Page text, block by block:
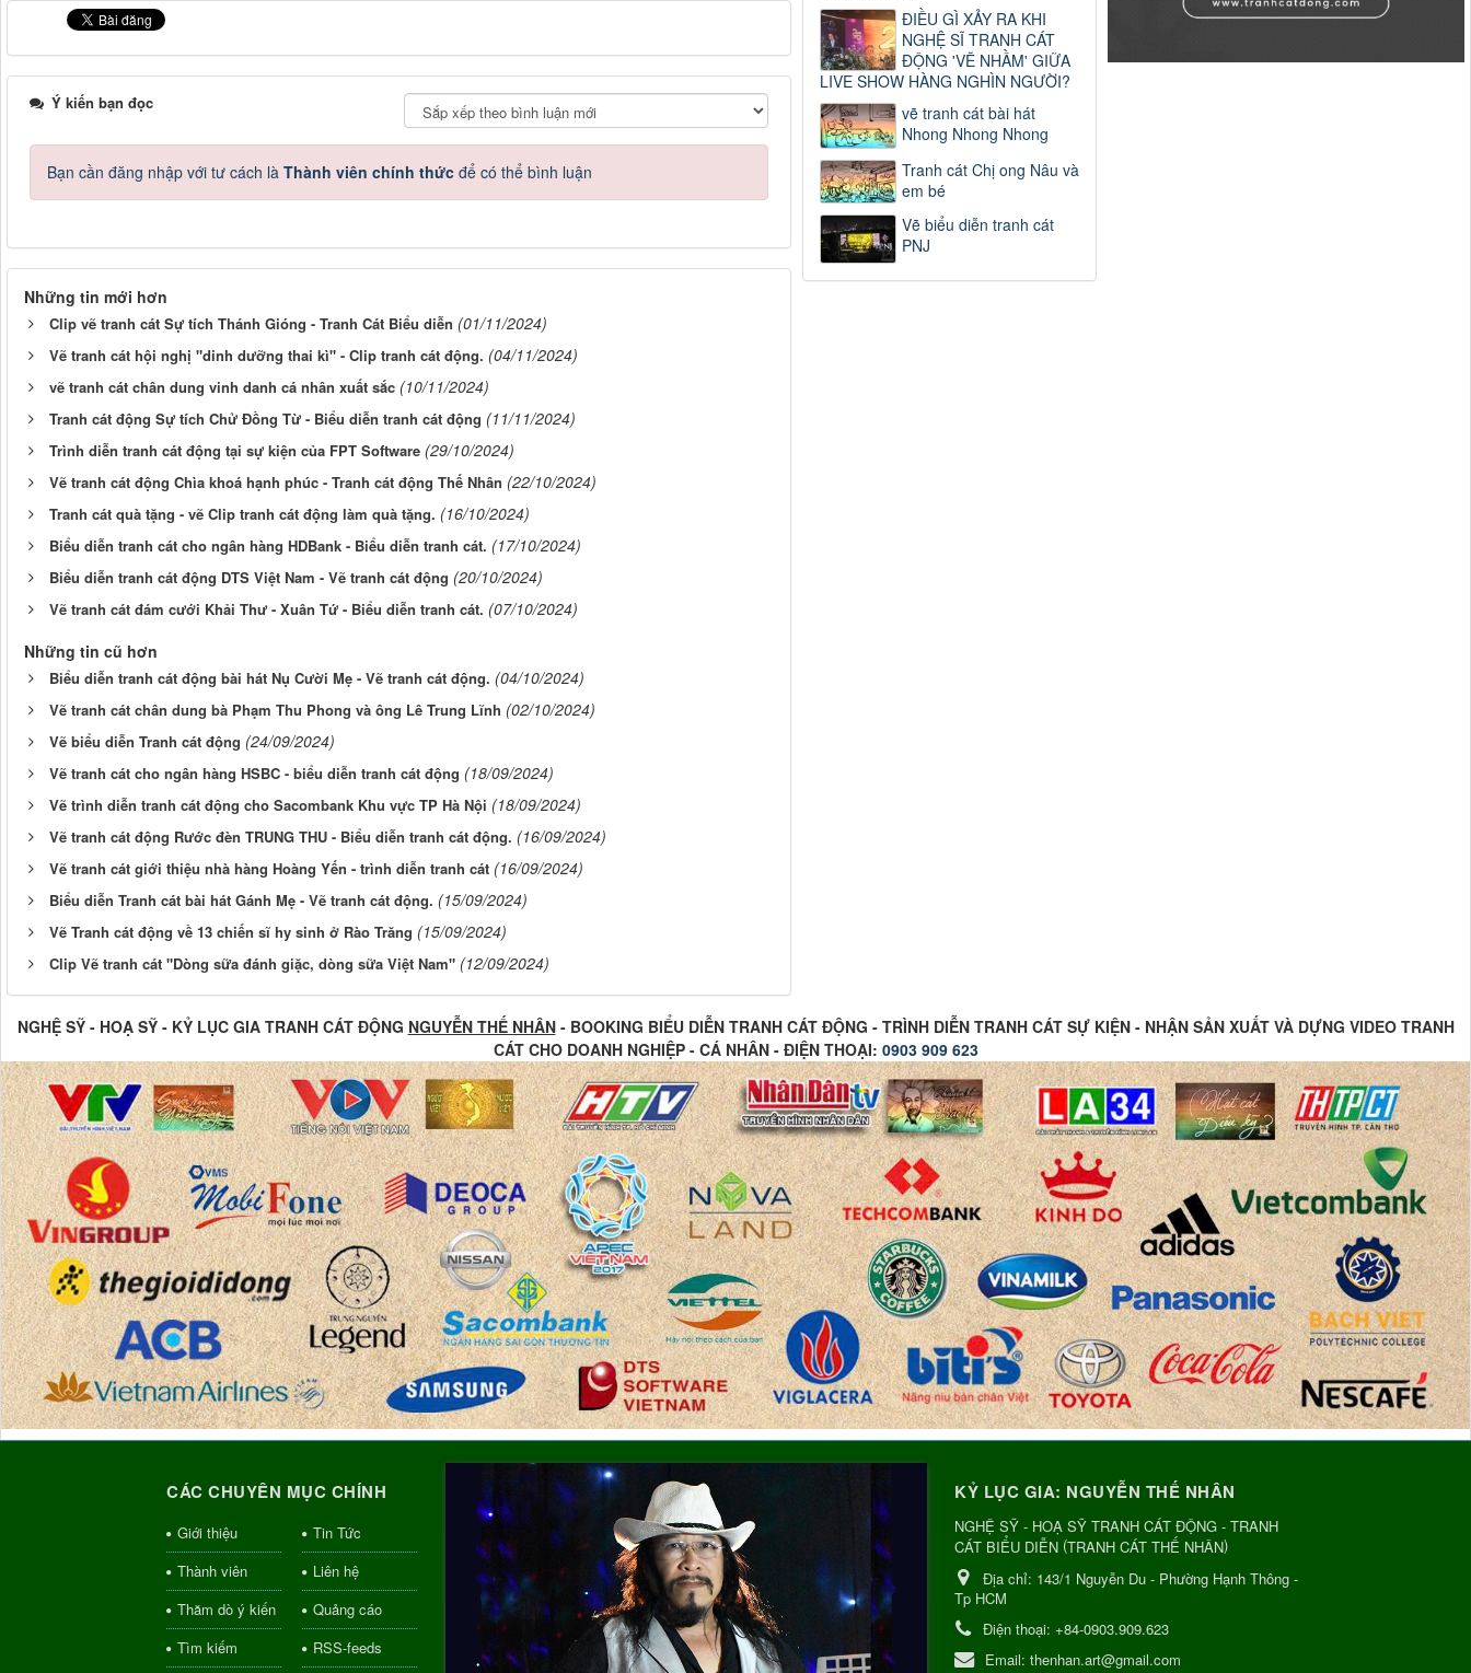
Ý kiến bạn đọc
Bạn cần đăng nhập với tư cách là Thành viên chính thức để có thể bình luận
Những tin mới hơn
Clip vẽ tranh cát Sự tích Thánh Gióng - Tranh Cát Biểu diễn (01/11/2024)
Vẽ tranh cát hội nghị "dinh dưỡng thai kì" - Clip tranh cát động. (04/11/2024)
vẽ tranh cát chân dung vinh danh cá nhân xuất sắc (10/11/2024)
Tranh cát động Sự tích Chử Đồng Từ - Biểu diễn tranh cát động (11/11/2024)
Trình diễn tranh cát động tại sự kiện của FPT Software (29/10/2024)
Vẽ tranh cát động Chìa khoá hạnh phúc - Tranh cát động Thế Nhân (22/10/2024)
Tranh cát quà tặng - vẽ Clip tranh cát động làm quà tặng. (16/10/2024)
Biểu diễn tranh cát cho ngân hàng HDBank - Biểu diễn tranh cát. (17/10/2024)
Biểu diễn tranh cát động DTS Việt Nam - Vẽ tranh cát động (20/10/2024)
Vẽ tranh cát đám cưới Khải Thư - Xuân Tứ - Biểu diễn tranh cát. (07/10/2024)
Những tin cũ hơn
Biểu diễn tranh cát động bài hát Nụ Cười Mẹ - Vẽ tranh cát động. (04/10/2024)
Vẽ tranh cát chân dung bà Phạm Thu Phong và ông Lê Trung Lĩnh (02/10/2024)
Vẽ biểu diễn Tranh cát động (24/09/2024)
Vẽ tranh cát cho ngân hàng HSBC - biểu diễn tranh cát động (18/09/2024)
Vẽ trình diễn tranh cát động cho Sacombank Khu vực TP Hà Nội (18/09/2024)
Vẽ tranh cát động Rước đèn TRUNG THU - Biểu diễn tranh cát động. (16/09/2024)
Vẽ tranh cát giới thiệu nhà hàng Hoàng Yến - trình diễn tranh cát (16/09/2024)
Biểu diễn Tranh cát bài hát Gánh Mẹ - Vẽ tranh cát động. (15/09/2024)
Vẽ Tranh cát động về 13 chiến sĩ hy sinh ở Rào Trăng (15/09/2024)
Clip Vẽ tranh cát "Dòng sữa đánh giặc, dòng sữa Việt Nam" (12/09/2024)
ĐIỀU GÌ XẢY RA KHI
NGHỆ SĨ TRANH CÁT
ĐỘNG 'VẼ NHẦM' GIỮA
LIVE SHOW HÀNG NGHÌN NGƯỜI?
vẽ tranh cát bài hát
Nhong Nhong Nhong
Tranh cát Chị ong Nâu và
em bé
Vẽ biểu diễn tranh cát
PNJ
NGHỆ SỸ - HOẠ SỸ - KỶ LỤC GIA TRANH CÁT ĐỘNG NGUYỄN THẾ NHÂN- BOOKING BIỂU DIỄN TRANH CÁT ĐỘNG - TRÌNH DIỄN TRANH CÁT SỰ KIỆN - NHẬN SẢN XUẤT VÀ DỰNG VIDEO TRANH
CÁT CHO DOANH NGHIỆP - CÁ NHÂN - ĐIỆN THOẠI: 0903 909 623
CÁC CHUYÊN MỤC CHÍNH
Giới thiệu
Tin Tức
Thành viên
Liên hệ
Thăm dò ý kiến
Quảng cáo
Tìm kiếm
RSS-feeds
KỶ LỤC GIA: NGUYỄN THẾ NHÂN
NGHỆ SỸ - HOẠ SỸ TRANH CÁT ĐỘNG - TRANH
CÁT BIỂU DIỄN (TRANH CÁT THẾ NHÂN)
Địa chỉ: 143/1 Nguyễn Du - Phường Hạnh Thông -
Tp HCM
Điện thoại: +84-0903.909.623
Email: thenhan.art@gmail.com